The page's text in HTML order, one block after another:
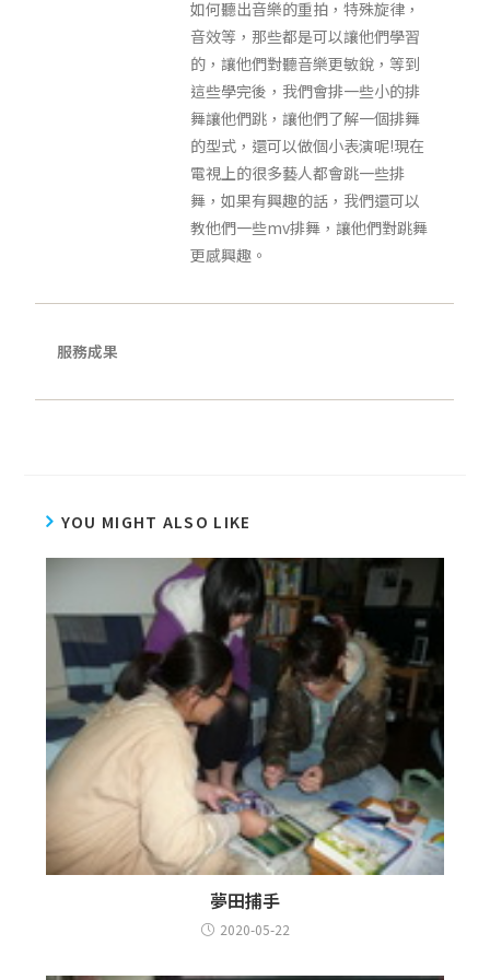
如何聽出音樂的重拍，特殊旋律，
音效等，那些都是可以讓他們學習
的，讓他們對聽音樂更敏銳，等到
這些學完後，我們會排一些小的排
舞讓他們跳，讓他們了解一個排舞
的型式，還可以做個小表演呢!現在
電視上的很多藝人都會跳一些排
舞，如果有興趣的話，我們還可以
教他們一些mv排舞，讓他們對跳舞
更感興趣。
服務成果
YOU MIGHT ALSO LIKE
夢田捕手
2020-05-22